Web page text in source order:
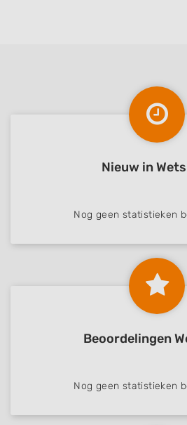
Nieuw in
Nog geen statistieken
Beoordelingen
Nog geen statistieken